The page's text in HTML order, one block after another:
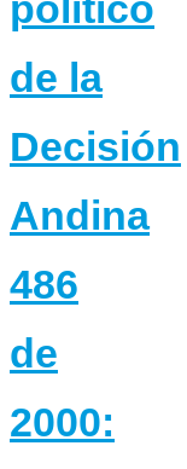
de la
Decisión
Andina
486
de
2000: